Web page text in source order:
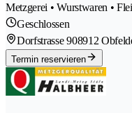
Metzgerei • Wurstwaren •
Geschlossen
Dorfstrasse 908912
Termin reservieren